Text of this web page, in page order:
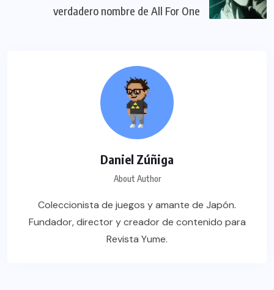
verdadero nombre de All For One
Daniel Zúñiga
About Author
Coleccionista de juegos y amante de Japón.
Fundador, director y creador de contenido para
Revista Yume.